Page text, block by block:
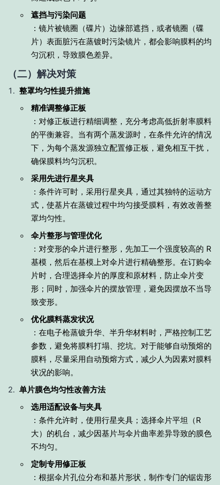
遮挡与污染问题
：镜片被镜圈（碟片）边缘部遮挡，或者镜圈（碟
片）表面脏污在蒸镀时污染镜片，都会影响膜料的均
匀沉积，导致膜色差异。
（二）解决对策
整罩均匀性提升措施
精准调整修正板
：对修正板进行精细调整，充分考虑高低折射率膜料
的平衡兼容。当有两个蒸发源时，在条件允许的情况
下，为每个蒸发源独立配置修正板，避免相互干扰，
确保膜料均匀沉积。
采用先进行星夹具
：条件许可时，采用行星夹具，通过其独特的运动方
式，使基片在蒸镀过程中均匀接受膜料，有效改善整
罩均匀性。
伞片整形与管理优化
：对变形的伞片进行整形，先加工一个强度较高的 R
基模，然后在基模上对伞片进行精确整形。在订购伞
片时，合理选择伞片的厚度和原材料，防止伞片变
形；同时，加强伞片的摆放管理，避免因摆放不当导
致变形。
优化膜料蒸发状况
：在电子枪蒸镀升华、半升华材料时，严格控制工艺
参数，避免将膜料打塌、挖坑。对于能够自动预熔的
膜料，尽量采用自动预熔方式，减少人为因素对膜料
状况的影响。
单片膜色均匀性改善方法
选用适配设备与夹具
：条件允许时，使用行星夹具；选择伞片平坦（R
大）的机台，减少因基片与伞片曲率差异导致的膜色
不均匀。
定制专用修正板
：根据伞片孔位分布和基片形状，制作专门的锯齿形